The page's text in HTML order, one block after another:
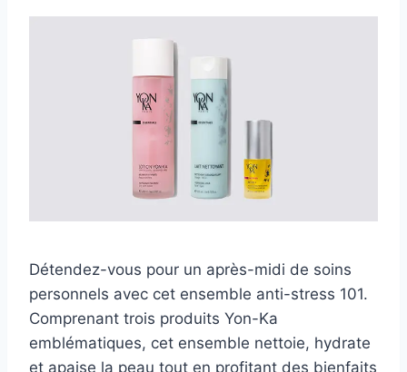
Détendez-vous pour un après-midi de soins
personnels avec cet ensemble anti-stress 101.
Comprenant trois produits Yon-Ka
emblématiques, cet ensemble nettoie, hydrate
et apaise la peau tout en profitant des bienfaits